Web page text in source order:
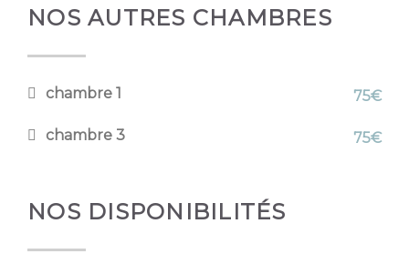
NOS AUTRES CHAMBRES
chambre 1 75€
chambre 3 75€
NOS DISPONIBILITÉS